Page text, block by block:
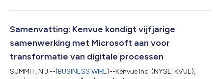
van het bedrijf dat deel uitmaakt van haar Healthy Lives Mission.
van Kenvue om het welzijn van de mensen en van onze planeet
te bevorderen, om...
Samenvatting: Kenvue kondigt vijfjarige
samenwerking met Microsoft aan voor
transformatie van digitale processen
SUMMIT, N.J.--(BUSINESS WIRE)--Kenvue Inc. (NYSE: KVUE),